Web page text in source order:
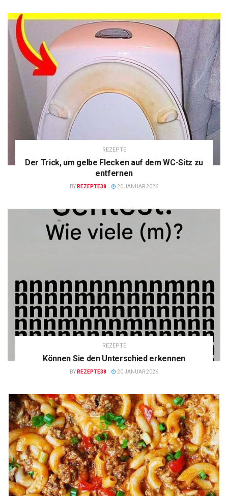
REZEPTE
Der Trick, um gelbe Flecken auf dem WC-Sitz zu
entfernen
BY REZEPTE38 20 JANUAR 2026
REZEPTE
Können Sie den Unterschied erkennen
BY REZEPTE38 20 JANUAR 2026